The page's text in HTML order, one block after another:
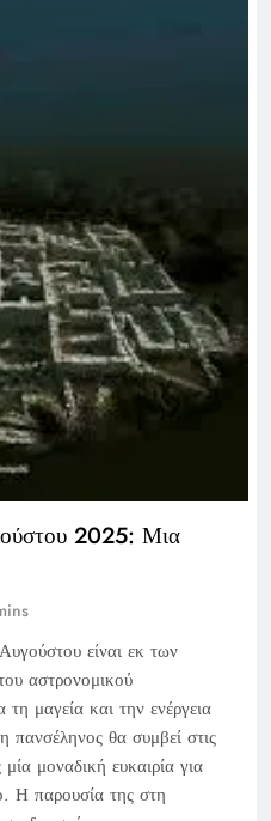
2025: Μια
είναι εκ των
αστρονομικού
μαγεία και την ενέργεια
θα συμβεί στις
μοναδική ευκαιρία για
Η παρουσία της στη